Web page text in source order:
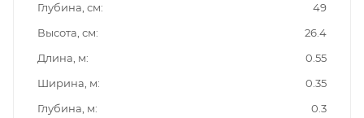
Глубина, см
49
Высота, см
26.4
Длина, м
0.55
Ширина, м
0.35
Глубина, м
0.3